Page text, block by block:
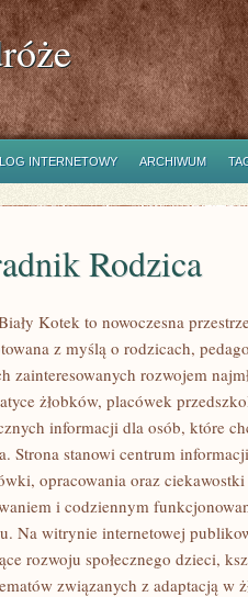
INTERNETOWY ARCHIWUM
Rodzica
Kotek to nowoczesna
z myślą o rodzicach,
zainteresowanych rozwojem
żłobków, placówek
informacji dla osób, które
Strona stanowi centrum
opracowania oraz
i codziennym
Na witrynie internetowej
rozwoju społecznego dzieci,
związanych z adaptacją w